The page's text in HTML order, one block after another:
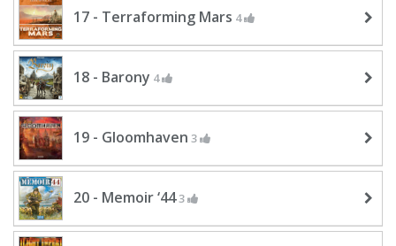
17 - Terraforming Mars 4
18 - Barony 4
19 - Gloomhaven 3
20 - Memoir ‘443